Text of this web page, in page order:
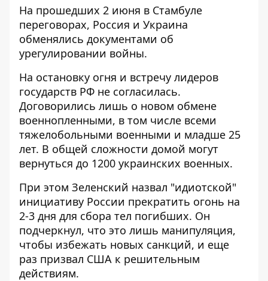
На прошедших 2 июня в Стамбуле
переговорах, Россия и Украина
обменялись документами об
урегулировании войны.
На остановку огня и встречу лидеров
государств РФ не согласилась.
Договорились лишь о новом обмене
военнопленными, в том числе всеми
тяжелобольными военными и младше 25
лет. В общей сложности домой могут
вернуться до 1200 украинских военных.
При этом Зеленский назвал "идиотской"
инициативу России прекратить огонь на
2-3 дня для сбора тел погибших. Он
подчеркнул, что это лишь манипуляция,
чтобы избежать новых санкций, и еще
раз призвал США к решительным
действиям.